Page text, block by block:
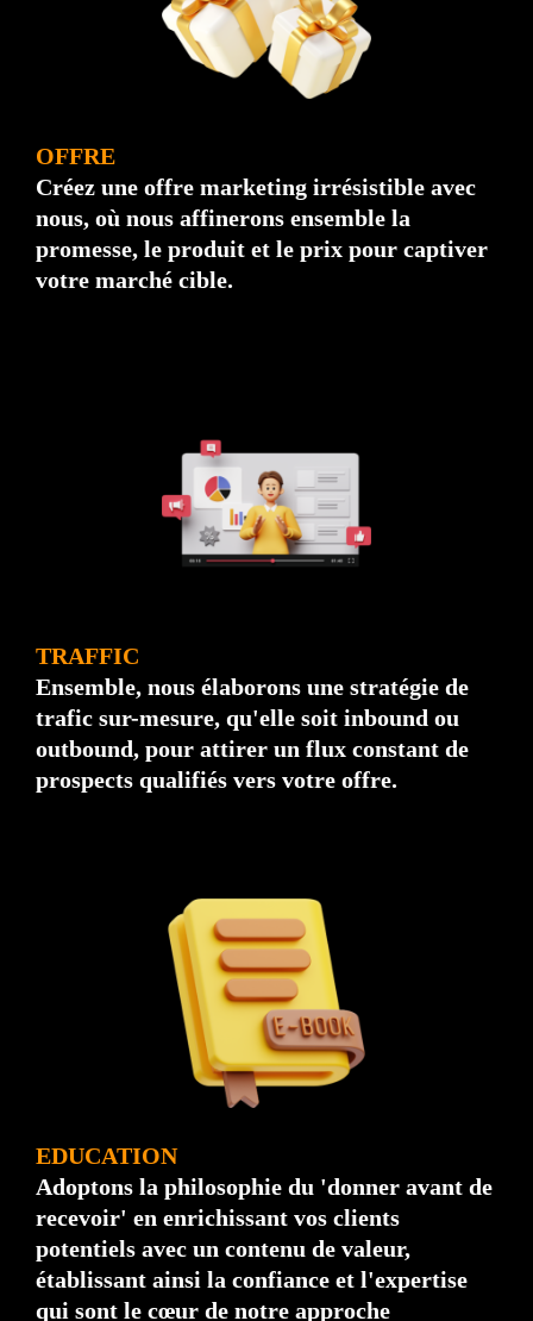
OFFRE
Créez une offre marketing irrésistible avec
nous, où nous affinerons ensemble la
promesse, le produit et le prix pour captiver
votre marché cible.
TRAFFIC
Ensemble, nous élaborons une stratégie de
trafic sur-mesure, qu'elle soit inbound ou
outbound, pour attirer un flux constant de
prospects qualifiés vers votre offre.
EDUCATION
Adoptons la philosophie du 'donner avant de
recevoir' en enrichissant vos clients
potentiels avec un contenu de valeur,
établissant ainsi la confiance et l'expertise
qui sont le cœur de notre approche